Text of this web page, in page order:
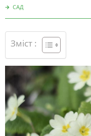
🡲 САД
Зміст :